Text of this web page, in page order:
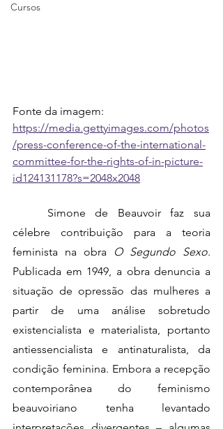
Cursos
Fonte da imagem:
https://media.gettyimages.com/photos
/press-conference-of-the-international-
committee-for-the-rights-of-in-picture-
id124131178?s=2048x2048
célebre contribuição para a teoria
feminista na obra
O Segundo Sexo.
Publicada em 1949, a obra denuncia a
situação de opressão das mulheres a
partir de uma análise sobretudo
existencialista e materialista, portanto
antiessencialista e antinaturalista, da
condição feminina. Embora a recepção
contemporânea do feminismo
beauvoiriano tenha levantado